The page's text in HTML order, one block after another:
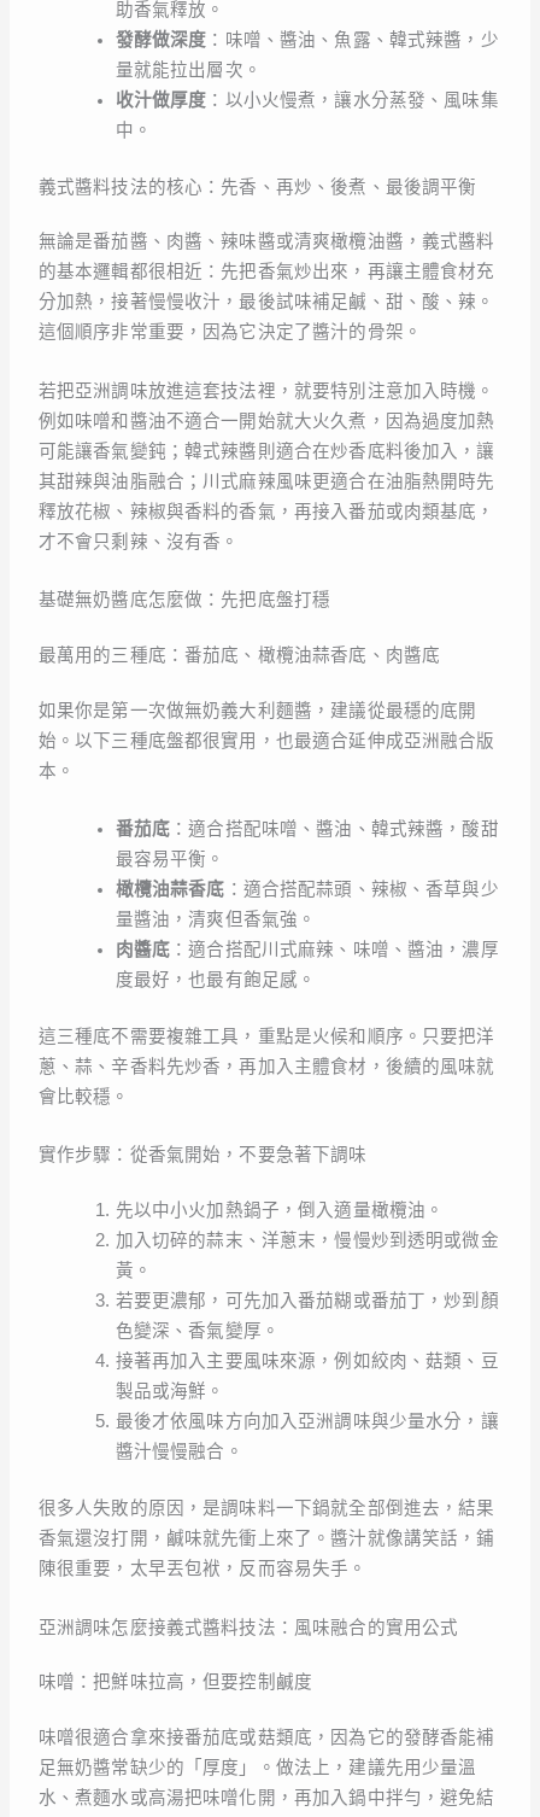
助香氣釋放。
發酵做深度 ：味噌、醬油、魚露、韓式辣醬，少
量就能拉出層次。
收汁做厚度 ：以小火慢煮，讓水分蒸發、風味集
中。
義式醬料技法的核心：先香、再炒、後煮、最後調平衡
無論是番茄醬、肉醬、辣味醬或清爽橄欖油醬，義式醬料
的基本邏輯都很相近：先把香氣炒出來，再讓主體食材充
分加熱，接著慢慢收汁，最後試味補足鹹、甜、酸、辣。
這個順序非常重要，因為它決定了醬汁的骨架。
若把亞洲調味放進這套技法裡，就要特別注意加入時機。
例如味噌和醬油不適合一開始就大火久煮，因為過度加熱
可能讓香氣變鈍；韓式辣醬則適合在炒香底料後加入，讓
其甜辣與油脂融合；川式麻辣風味更適合在油脂熱開時先
釋放花椒、辣椒與香料的香氣，再接入番茄或肉類基底，
才不會只剩辣、沒有香。
基礎無奶醬底怎麼做：先把底盤打穩
最萬用的三種底：番茄底、橄欖油蒜香底、肉醬底
如果你是第一次做無奶義大利麵醬，建議從最穩的底開
始。以下三種底盤都很實用，也最適合延伸成亞洲融合版
本。
番茄底 ：適合搭配味噌、醬油、韓式辣醬，酸甜
最容易平衡。
橄欖油蒜香底 ：適合搭配蒜頭、辣椒、香草與少
量醬油，清爽但香氣強。
肉醬底 ：適合搭配川式麻辣、味噌、醬油，濃厚
度最好，也最有飽足感。
這三種底不需要複雜工具，重點是火候和順序。只要把洋
蔥、蒜、辛香料先炒香，再加入主體食材，後續的風味就
會比較穩。
實作步驟：從香氣開始，不要急著下調味
先以中小火加熱鍋子，倒入適量橄欖油。
加入切碎的蒜末、洋蔥末，慢慢炒到透明或微金
黃。
若要更濃郁，可先加入番茄糊或番茄丁，炒到顏
色變深、香氣變厚。
接著再加入主要風味來源，例如絞肉、菇類、豆
製品或海鮮。
最後才依風味方向加入亞洲調味與少量水分，讓
醬汁慢慢融合。
很多人失敗的原因，是調味料一下鍋就全部倒進去，結果
香氣還沒打開，鹹味就先衝上來了。醬汁就像講笑話，鋪
陳很重要，太早丟包袱，反而容易失手。
亞洲調味怎麼接義式醬料技法：風味融合的實用公式
味噌：把鮮味拉高，但要控制鹹度
味噌很適合拿來接番茄底或菇類底，因為它的發酵香能補
足無奶醬常缺少的「厚度」。做法上，建議先用少量溫
水、煮麵水或高湯把味噌化開，再加入鍋中拌勻，避免結